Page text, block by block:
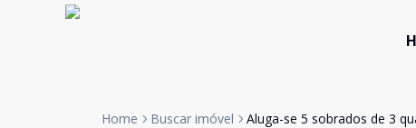
Home Buscar imóvel Aluga-se 5 sobrados de 3